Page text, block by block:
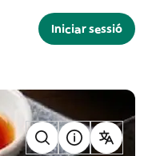
Iniciar sessió